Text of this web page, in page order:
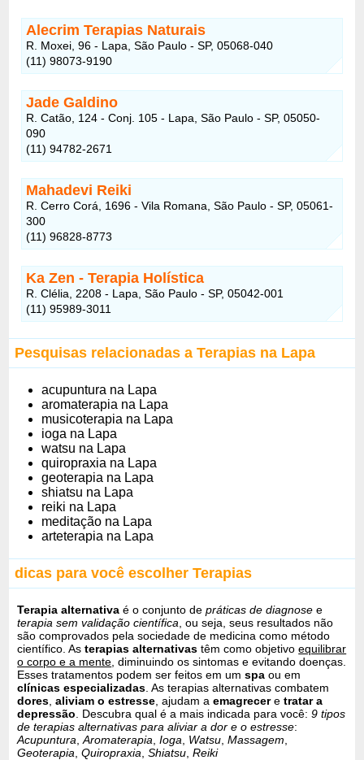
Alecrim Terapias Naturais
R. Moxei, 96 - Lapa, São Paulo - SP, 05068-040
(11) 98073-9190
Jade Galdino
R. Catão, 124 - Conj. 105 - Lapa, São Paulo - SP, 05050-
090
(11) 94782-2671
Mahadevi Reiki
R. Cerro Corá, 1696 - Vila Romana, São Paulo - SP, 05061-
300
(11) 96828-8773
Ka Zen - Terapia Holística
R. Clélia, 2208 - Lapa, São Paulo - SP, 05042-001
(11) 95989-3011
Pesquisas relacionadas a Terapias na Lapa
acupuntura na Lapa
aromaterapia na Lapa
musicoterapia na Lapa
ioga na Lapa
watsu na Lapa
quiropraxia na Lapa
geoterapia na Lapa
shiatsu na Lapa
reiki na Lapa
meditação na Lapa
arteterapia na Lapa
dicas para você escolher Terapias
Terapia alternativa é o conjunto depráticas de diagnose e
terapia sem validação científica , ou seja, seus resultados não
são comprovados pela sociedade de medicina como método
científico. Asterapias alternativas têm como objetivoequilibrar
o corpo e a mente , diminuindo os sintomas e evitando doenças.
Esses tratamentos podem ser feitos em umspa ou em
clínicas especializadas . As terapias alternativas combatem
dores ,aliviam o estresse , ajudam aemagreceretratar a
depressão . Descubra qual é a mais indicada para você:9 tipos
de terapias alternativas para aliviar a dor e o estresse:
Acupuntura ,Aromaterapia ,Ioga Watsu ,Massagem
Geoterapia ,Quiropraxia ,Shiatsu ,Reiki